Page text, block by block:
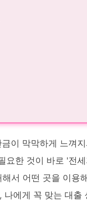
이 막막하게 느껴
요한 것이 바로 '전
서 어떤 곳을 이용
에게 꼭 맞는 대출